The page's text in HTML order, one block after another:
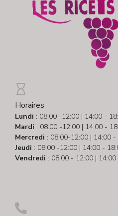
Horaires
Lundi : 08:00 -12:00 | 14:00 -
Mardi : 08:00 -12:00 | 14:00 -
Mercredi : 08:00-12:00 | 14:00 -
Jeudi : 08:00 -12:00 | 14:00 -
Vendredi : 08:00 - 12:00 |